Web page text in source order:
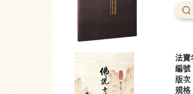
法寶
編號
版次
規格